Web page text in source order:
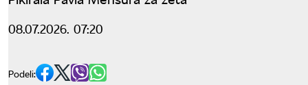
08.07.2026. 07:20
Podeli: